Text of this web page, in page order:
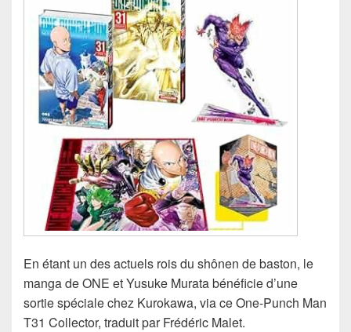
En étant un des actuels rois du shônen de baston, le
manga de ONE et Yusuke Murata bénéficie d’une
sortie spéciale chez Kurokawa, via ce One-Punch Man
T31 Collector, traduit par Frédéric Malet.